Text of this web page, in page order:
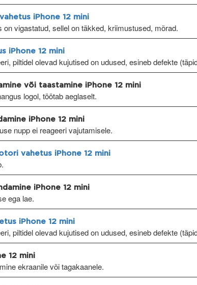
iPhone 12 mini
on vigastatud, sellel on täkked, kriimustused, mõrad.
iPhone 12 mini
piltidel olevad kujutised on udused, esineb defekte
või taastamine iPhone 12 mini
logol, töötab aeglaselt.
iPhone 12 mini
nupp ei reageeri vajutamisele.
vahetus iPhone 12 mini
iPhone 12 mini
ega lae.
iPhone 12 mini
piltidel olevad kujutised on udused, esineb defekte
12 mini
ekraanile või tagakaanele.